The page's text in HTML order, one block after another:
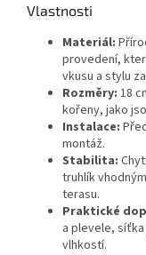
Vlastnosti
Materiál:
provedení,
vkusu a stylu
Rozměry: 18
kořeny, jako
Instalace:
montáž.
Stabilita:
truhlík
terasu.
Praktické
a plevele,
vlhkostí.